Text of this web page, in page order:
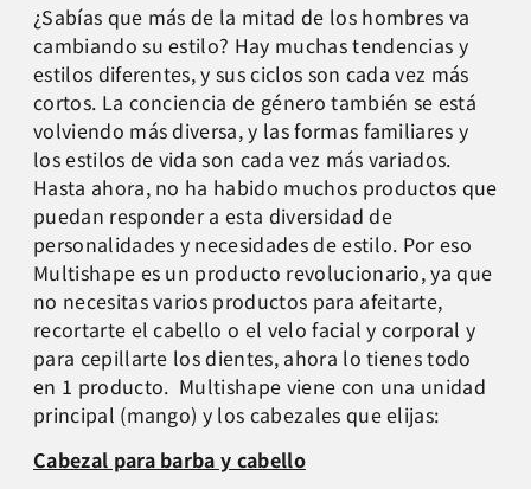
¿Sabías que más de la mitad de los hombres va
cambiando su estilo? Hay muchas tendencias y
estilos diferentes, y sus ciclos son cada vez más
cortos. La conciencia de género también se está
volviendo más diversa, y las formas familiares y
losestilos de vida son cada vez más variados.
Hasta ahora, no ha habido muchos productos que
puedan responder a esta diversidad de
personalidades y necesidades de estilo. Por eso
Multishape es un producto revolucionario, ya que
no necesitas varios productos para afeitarte,
recortarte el cabello o el velo facial y corporal y
para cepillarte los dientes, ahora lo tienes todo
en 1 producto. Multishape viene con una unidad
principal (mango) y los cabezales que elijas:
Cabezal para barba y cabello